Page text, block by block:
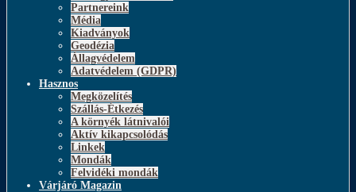
Partnereink
Média
Kiadványok
Geodézia
Állagvédelem
Adatvédelem (GDPR)
Hasznos
Megközelítés
Szállás-Étkezés
A környék látnivalói
Aktív kikapcsolódás
Linkek
Mondák
Felvidéki mondák
Várjáró Magazin